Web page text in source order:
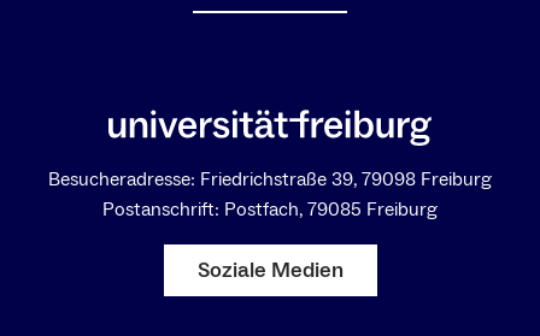
Besucheradresse: Friedrichstraße 39, 79098 Freiburg
Postanschrift: Postfach, 79085 Freiburg
Soziale Medien